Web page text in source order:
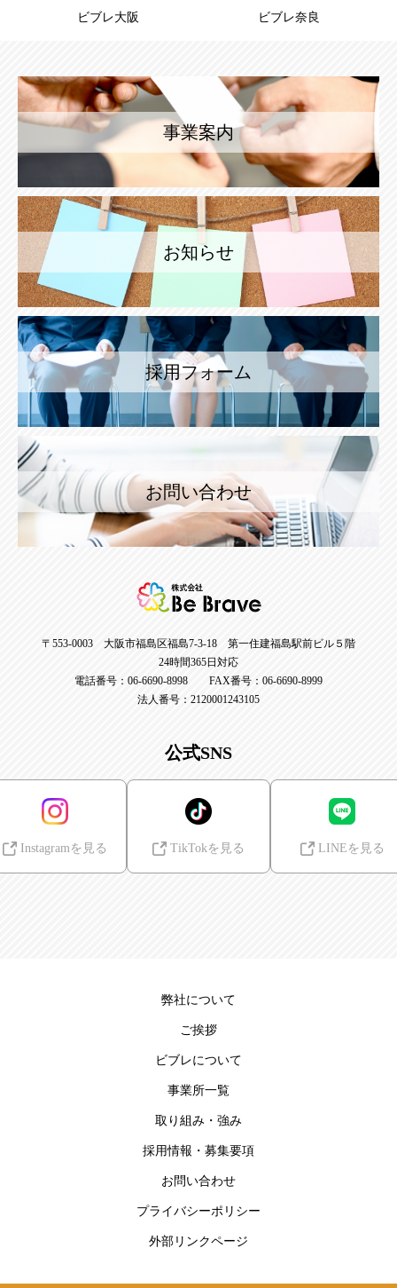
ビブレ大阪 ビブレ奈良
事業案内
お知らせ
採用フォーム
お問い合わせ
〒553-0003 大阪市福島区福島7-3-18 第一住建福島駅前ビル５階
24時間365日対応
電話番号：06-6690-8998 FAX番号：06-6690-8999
法人番号：2120001243105
公式SNS
Instagramを見る TikTokを見る LINEを見る
弊社について
ご挨拶
ビブレについて
事業所一覧
取り組み・強み
採用情報・募集要項
お問い合わせ
プライバシーポリシー
外部リンクページ